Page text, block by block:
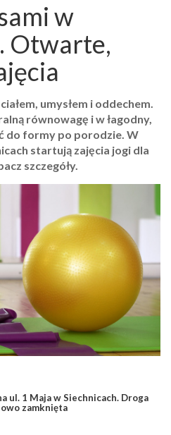
w
Otwarte,
umysłem i oddechem.
równowagę i w łagodny,
do formy po porodzie. W
startują zajęcia jogi dla
szczegóły.
ul. 1 Maja w Siechnicach. Droga
zamknięta